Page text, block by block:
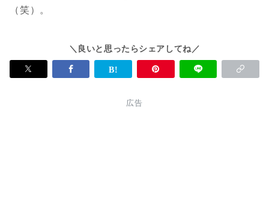
（笑）。
＼良いと思ったらシェアしてね／
広告